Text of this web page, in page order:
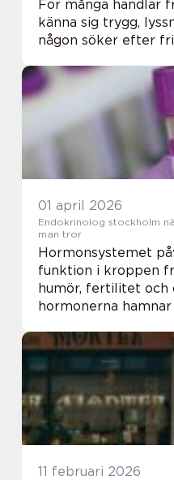
För många handlar
känna sig trygg,
någon söker efter
kombinerar teknik,
omtank...
01 april 2026
Endokrinolog stockholm när hormonerna styr mer än
man tror
Hormonsystemet
funktion i kroppen
humör, fertilitet och
hormonerna
hjärtklappning,
viktförändringar
11 februari 2026